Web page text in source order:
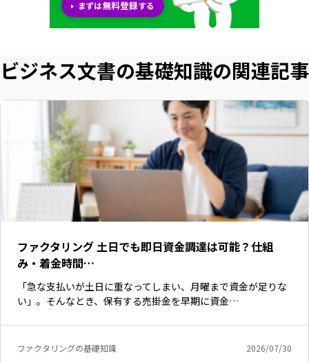
ビジネス文書の基礎知識の関連記事
ファクタリング 土日でも即日資金調達は可能？仕組
み・着金時間…
「急な支払いが土日に重なってしまい、月曜まで資金が足りな
い」。そんなとき、保有する売掛金を早期に資金…
ファクタリングの基礎知識 2026/07/30
いますぐ無料登録